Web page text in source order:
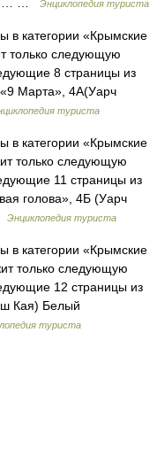
Энциклопедия туриста
в категории «Крымские
только следующую
8 страницы из
Марта», 4А(Уарч
туриста
в категории «Крымские
только следующую
11 страницы из
голова», 4Б (Уарч
Энциклопедия туриста
в категории «Крымские
только следующую
12 страницы из
Кая) Белый
туриста